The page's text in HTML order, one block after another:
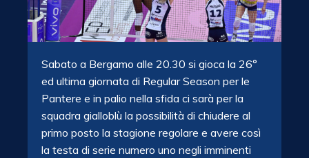
Sabato a Bergamo alle 20.30 si gioca la 26°
ed ultima giornata di Regular Season per le
Pantere e in palio nella sfida ci sarà per la
squadra gialloblù la possibilità di chiudere al
primo posto la stagione regolare e avere così
la testa di serie numero uno negli imminenti